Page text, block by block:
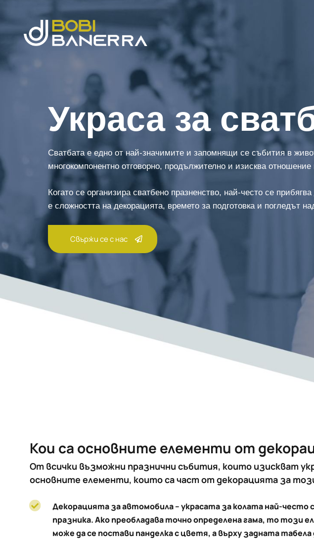
Украса за
Сватбата е едно от най-значимите и запомнящи се събития в
многокомпонентно отговорно, продължително и изисква
Когато се организира сватбено празненство, най-често се
е сложността на декорацията, времето за подготовка и погледът
Свържи се с нас
Кои са основните елементи от
От всички възможни празнични събития, които изискват
основните елементи, които са част от декорацията за
Декорацията за автомобила – украсата за колата най-
празника. Ако преобладава точно определена гама, то този
може да се постави панделка с цветя, а върху задната